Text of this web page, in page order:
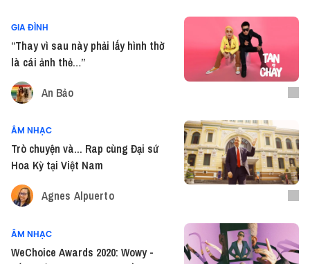
GIA ĐÌNH
“Thay vì sau này phải lấy hình thờ
là cái ảnh thẻ…”
An Bảo
ÂM NHẠC
Trò chuyện và... Rap cùng Đại sứ
Hoa Kỳ tại Việt Nam
Agnes Alpuerto
ÂM NHẠC
WeChoice Awards 2020: Wowy -